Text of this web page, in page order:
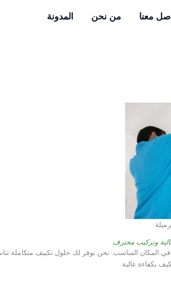
معنا من نحن المدونة
وتركيب محترف
المكان المناسب. نحن نوفر لك حلول تكييف متكاملة
بكفاءة عالية.